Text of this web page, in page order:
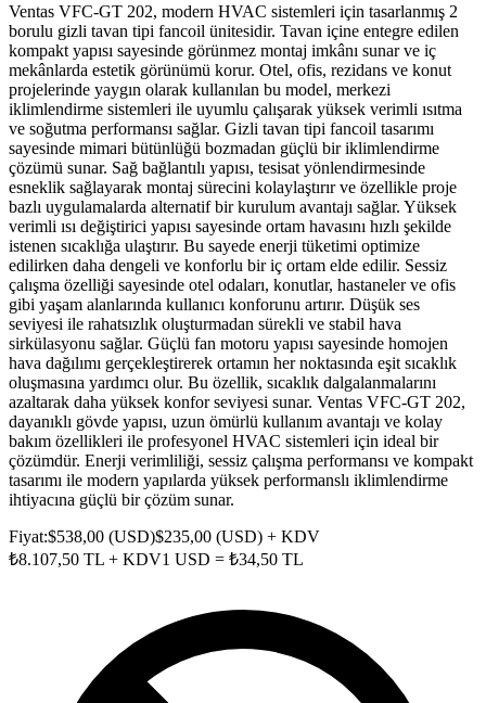
Ventas VFC-GT 202, modern HVAC sistemleri için tasarlanmış 2
borulu gizli tavan tipi fancoil ünitesidir. Tavan içine entegre edilen
kompakt yapısı sayesinde görünmez montaj imkânı sunar ve iç
mekânlarda estetik görünümü korur. Otel, ofis, rezidans ve konut
projelerinde yaygın olarak kullanılan bu model, merkezi
iklimlendirme sistemleri ile uyumlu çalışarak yüksek verimli ısıtma
ve soğutma performansı sağlar. Gizli tavan tipi fancoil tasarımı
sayesinde mimari bütünlüğü bozmadan güçlü bir iklimlendirme
çözümü sunar. Sağ bağlantılı yapısı, tesisat yönlendirmesinde
esneklik sağlayarak montaj sürecini kolaylaştırır ve özellikle proje
bazlı uygulamalarda alternatif bir kurulum avantajı sağlar. Yüksek
verimli ısı değiştirici yapısı sayesinde ortam havasını hızlı şekilde
istenen sıcaklığa ulaştırır. Bu sayede enerji tüketimi optimize
edilirken daha dengeli ve konforlu bir iç ortam elde edilir. Sessiz
çalışma özelliği sayesinde otel odaları, konutlar, hastaneler ve ofis
gibi yaşam alanlarında kullanıcı konforunu artırır. Düşük ses
seviyesi ile rahatsızlık oluşturmadan sürekli ve stabil hava
sirkülasyonu sağlar. Güçlü fan motoru yapısı sayesinde homojen
hava dağılımı gerçekleştirerek ortamın her noktasında eşit sıcaklık
oluşmasına yardımcı olur. Bu özellik, sıcaklık dalgalanmalarını
azaltarak daha yüksek konfor seviyesi sunar. Ventas VFC-GT 202,
dayanıklı gövde yapısı, uzun ömürlü kullanım avantajı ve kolay
bakım özellikleri ile profesyonel HVAC sistemleri için ideal bir
çözümdür. Enerji verimliliği, sessiz çalışma performansı ve kompakt
tasarımı ile modern yapılarda yüksek performanslı iklimlendirme
ihtiyacına güçlü bir çözüm sunar.
Fiyat:$538,00 (USD)$235,00 (USD) + KDV
₺8.107,50 TL + KDV1 USD = ₺34,50 TL